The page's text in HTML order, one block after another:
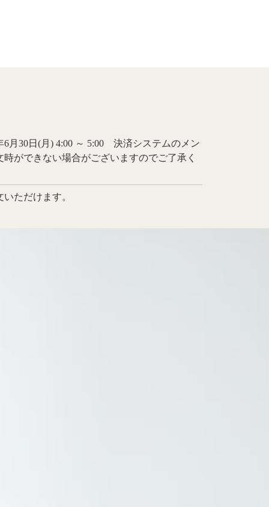
月30日(月) 4:00 ～ 5:00 決済システムのメン
ができない場合がございますのでご了承く
ただけます。